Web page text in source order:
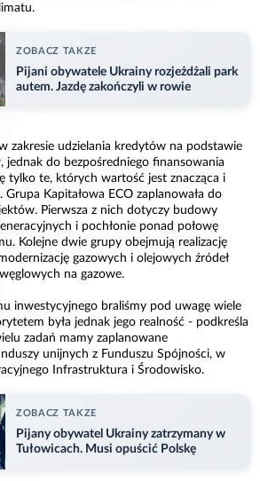
ZOBACZ TAKZE
Pijani obywatele Ukrainy rozjeżdżali park
autem. Jazdę zakończyli w rowie
zakresie udzielania kredytów na podstawie
jednak do bezpośredniego finansowania
tylko te, których wartość jest znacząca i
Kapitałowa ECO zaplanowała do
Pierwsza z nich dotyczy budowy
i pochłonie ponad połowę
Kolejne dwie grupy obejmują realizację
gazowych i olejowych źródeł
na gazowe.
inwestycyjnego braliśmy pod uwagę wiele
była jednak jego realność - podkreśla
zadań mamy zaplanowane
unijnych z Funduszu Spójności, w
Infrastruktura i Środowisko.
ZOBACZ TAKZE
Pijany obywatel Ukrainy zatrzymany w
Tułowicach. Musi opuścić Polskę